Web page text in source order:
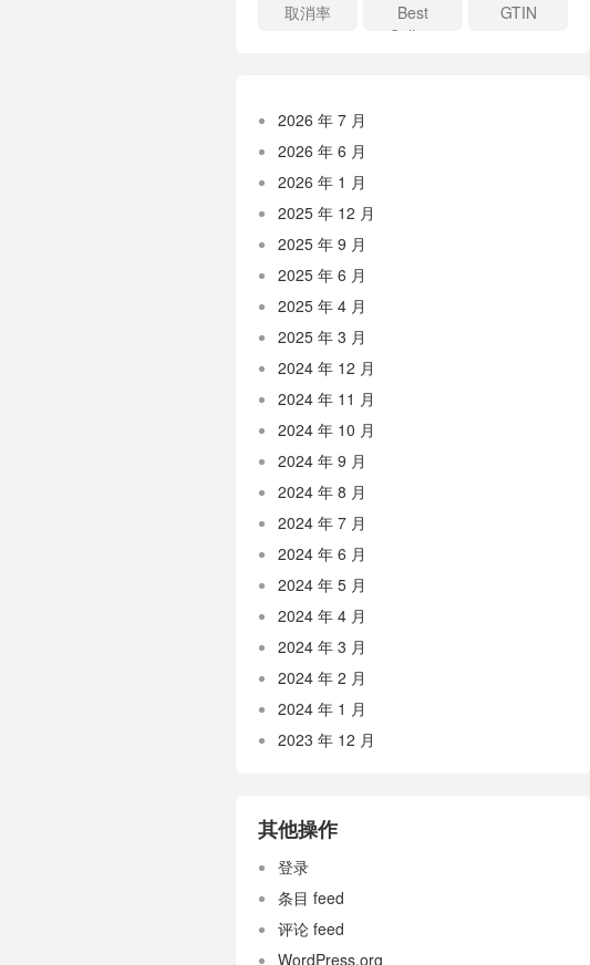
取消率
Best
Sellers
GTIN
2026 年 7 月
2026 年 6 月
2026 年 1 月
2025 年 12 月
2025 年 9 月
2025 年 6 月
2025 年 4 月
2025 年 3 月
2024 年 12 月
2024 年 11 月
2024 年 10 月
2024 年 9 月
2024 年 8 月
2024 年 7 月
2024 年 6 月
2024 年 5 月
2024 年 4 月
2024 年 3 月
2024 年 2 月
2024 年 1 月
2023 年 12 月
其他操作
登录
条目 feed
评论 feed
WordPress.org